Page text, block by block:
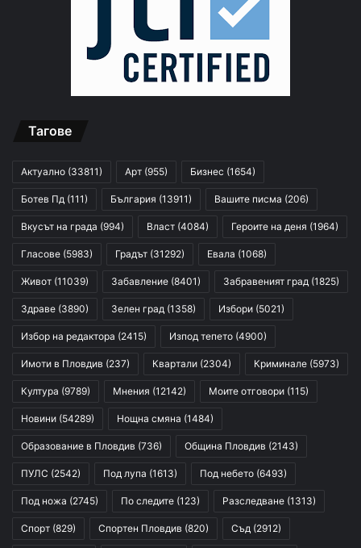
Тагове
Актуално (33811) Арт (955) Бизнес (1654)
Ботев Пд (111) България (13911) Вашите писма (206)
Вкусът на града (994) Власт (4084) Героите на деня (1964)
Гласове (5983) Градът (31292) Евала (1068)
Живот (11039) Забавление (8401) Забравеният град (1825)
Здраве (3890) Зелен град (1358) Избори (5021)
Избор на редактора (2415) Изпод тепето (4900)
Имоти в Пловдив (237) Квартали (2304) Криминале (5973)
Култура (9789) Мнения (12142) Моите отговори (115)
Новини (54289) Нощна смяна (1484)
Образование в Пловдив (736) Община Пловдив (2143)
ПУЛС (2542) Под лупа (1613) Под небето (6493)
Под ножа (2745) По следите (123) Разследване (1313)
Спорт (829) Спортен Пловдив (820) Съд (2912)